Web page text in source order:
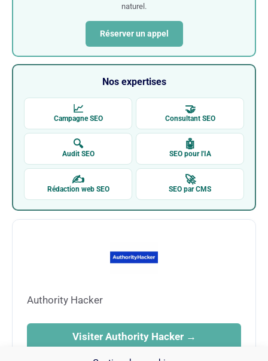
naturel.
Réserver un appel
Nos expertises
📈
Campagne SEO
🤝
Consultant SEO
🔍
Audit SEO
🤖
SEO pour l'IA
✍
Rédaction web SEO
🚀
SEO par CMS
Authority Hacker
Visiter Authority Hacker →